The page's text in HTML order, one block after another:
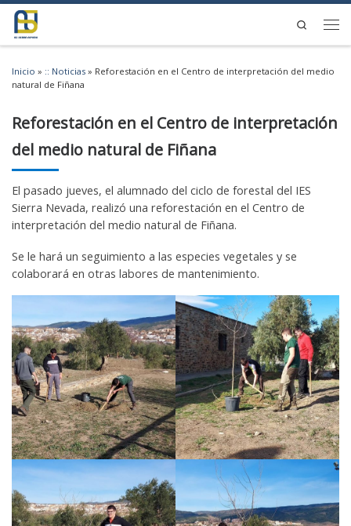
Saltar al contenido
Search
Inicio » :: Noticias » Reforestación en el Centro de interpretación del medio
natural de Fiñana
Reforestación en el Centro de interpretación
del medio natural de Fiñana
El pasado jueves, el alumnado del ciclo de forestal del IES
Sierra Nevada, realizó una reforestación en el Centro de
interpretación del medio natural de Fiñana.
Se le hará un seguimiento a las especies vegetales y se
colaborará en otras labores de mantenimiento.